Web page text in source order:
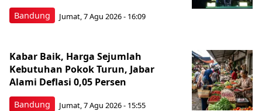
Bandung Jumat, 7 Agu 2026 - 16:09
Bandung
Kabar Baik, Harga Sejumlah
Kebutuhan Pokok Turun, Jabar
Alami Deflasi 0,05 Persen
Jumat, 7 Agu 2026 - 15:55